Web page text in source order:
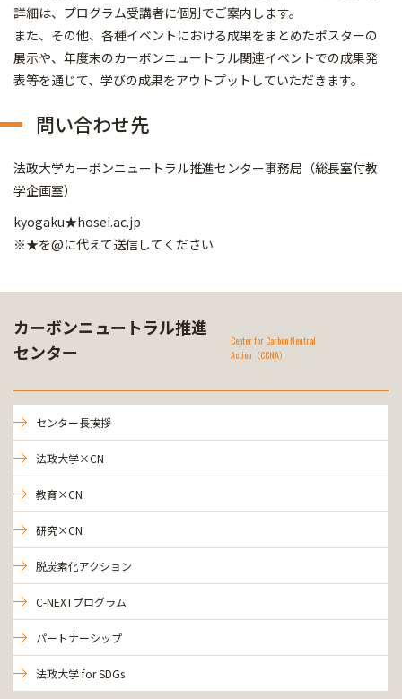
詳細は、プログラム受講者に個別でご案内します。
また、その他、各種イベントにおける成果をまとめたポスターの
展示や、年度末のカーボンニュートラル関連イベントでの成果発
表等を通じて、学びの成果をアウトプットしていただきます。
問い合わせ先
法政大学カーボンニュートラル推進センター事務局（総長室付教
学企画室）
kyogaku★hosei.ac.jp
※★を@に代えて送信してください
カーボンニュートラル推進
センター
Center for Carbon Neutral
Action（CCNA）
センター長挨拶
法政大学×CN
教育×CN
研究×CN
脱炭素化アクション
C-NEXTプログラム
パートナーシップ
法政大学 for SDGs